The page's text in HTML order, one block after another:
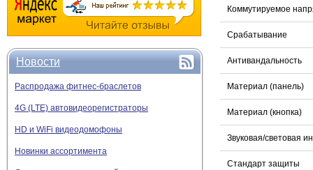
Новости
Распродажа фитнес-браслетов
4G (LTE) автовидеорегистраторы
HD и WiFi видеодомофоны
Новинки ассортимента
Коммутируемое
Срабатывание
Антивандальность
Материал (панель)
Материал (кнопка)
Звуковая/световая
Стандарт защиты